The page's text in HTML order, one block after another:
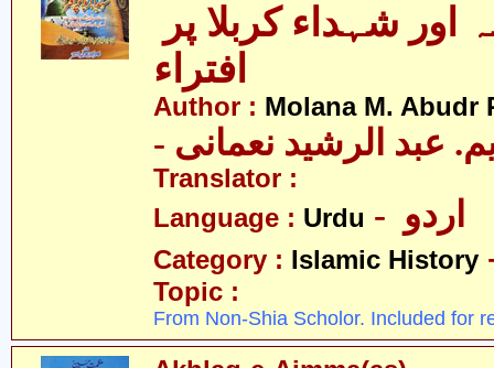
Author : Molana M. Abudr
ایم. عبد الرشید نعمانی
Translator :
Language : Urdu
Category : Islamic History
Topic :
From Non-Shia Scholor. Included for